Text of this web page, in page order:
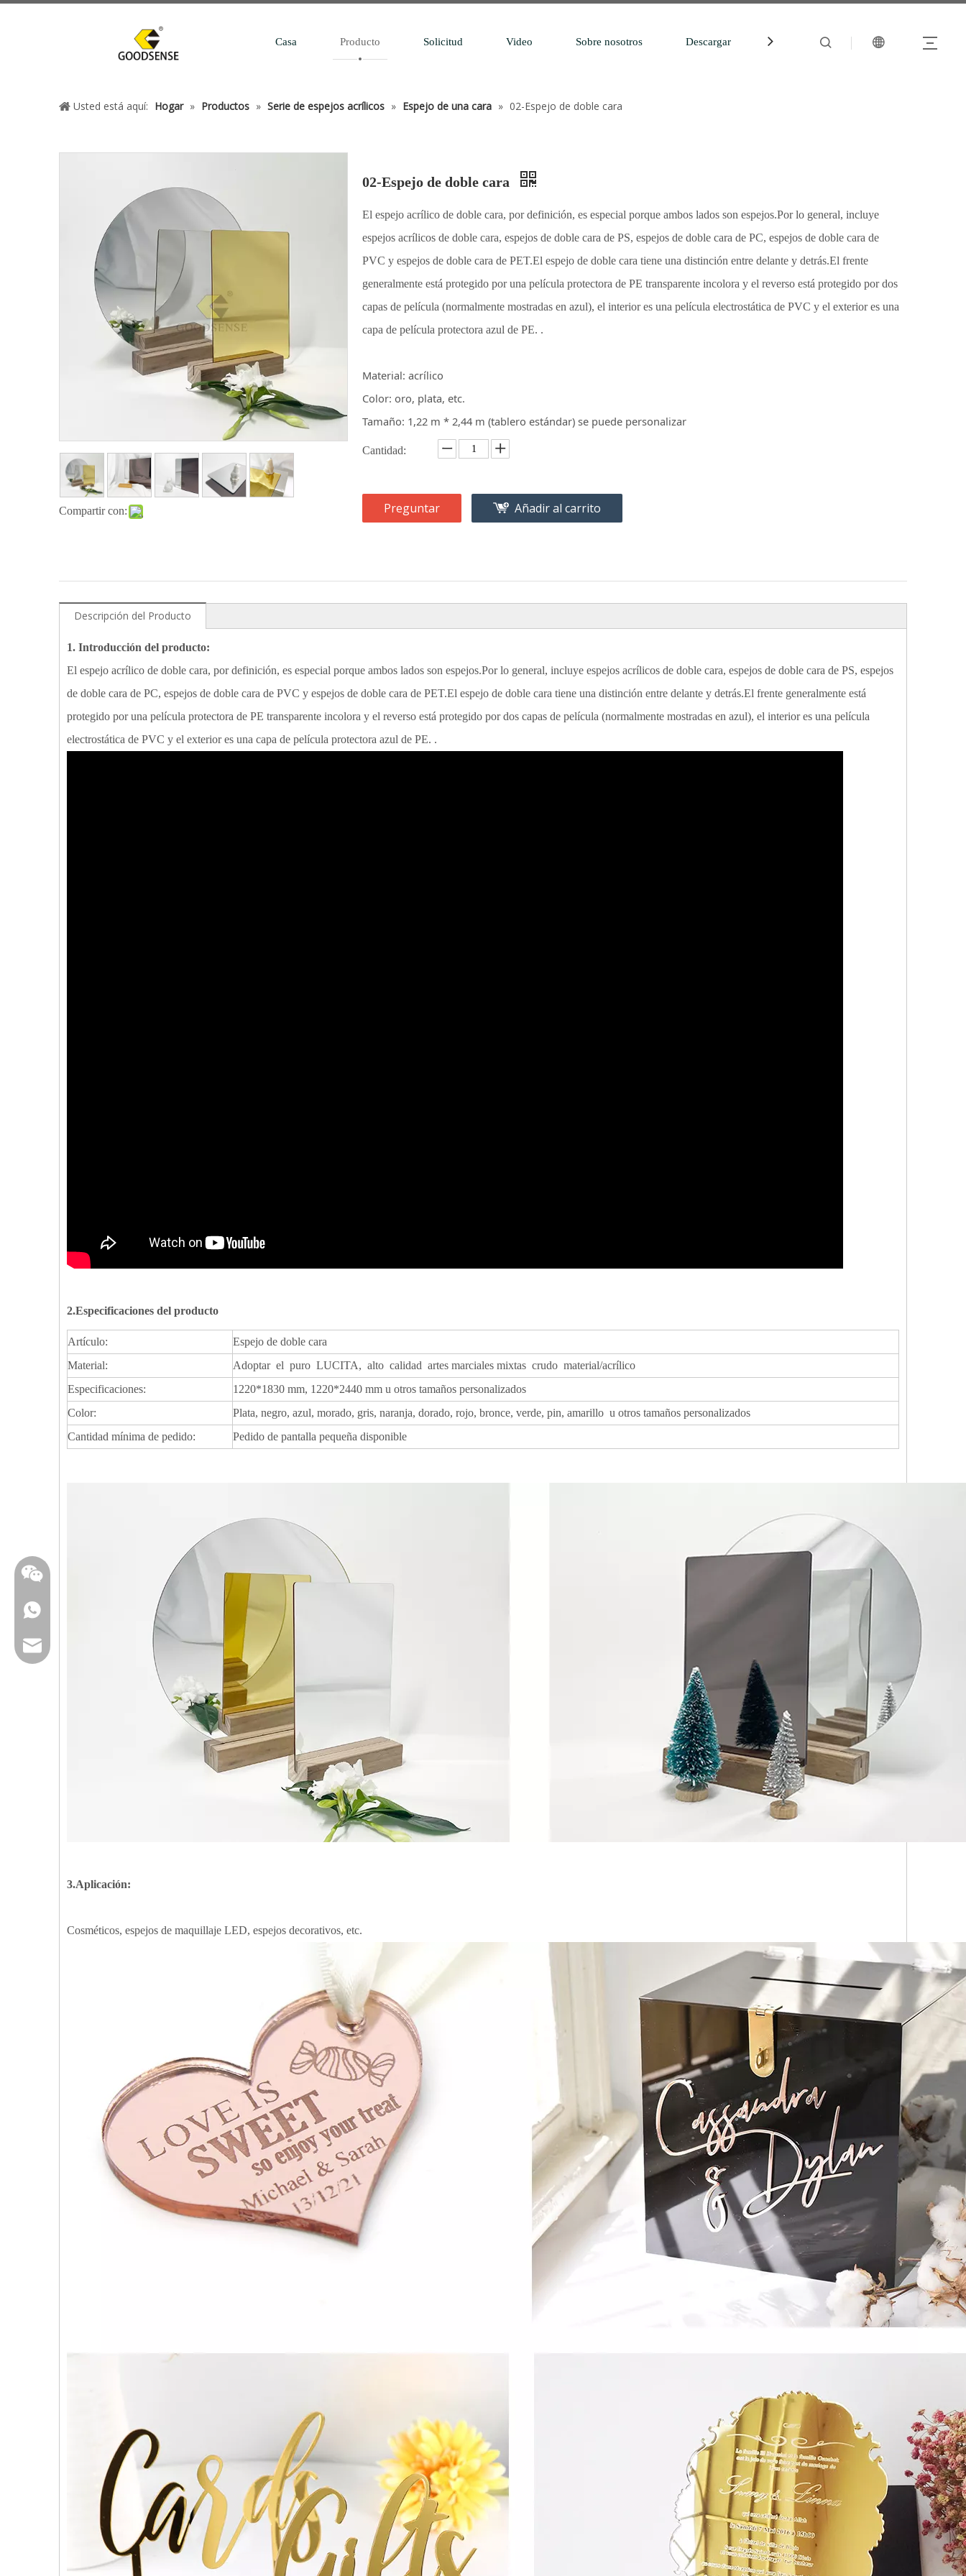
Casa Producto Solicitud Video Sobre nosotros Descargar
Usted está aquí: Hogar » Productos » Serie de espejos acrílicos » Espejo de una cara » 02-Espejo de doble cara
Compartir con:
02-Espejo de doble cara
El espejo acrílico de doble cara, por definición, es especial porque ambos lados son espejos.Por lo general, incluye
espejos acrílicos de doble cara, espejos de doble cara de PS, espejos de doble cara de PC, espejos de doble cara de
PVC y espejos de doble cara de PET.El espejo de doble cara tiene una distinción entre delante y detrás.El frente
generalmente está protegido por una película protectora de PE transparente incolora y el reverso está protegido por dos
capas de película (normalmente mostradas en azul), el interior es una película electrostática de PVC y el exterior es una
capa de película protectora azul de PE. .
Material: acrílico
Color: oro, plata, etc.
Tamaño: 1,22 m * 2,44 m (tablero estándar) se puede personalizar
Cantidad:
Preguntar Añadir al carrito
Descripción del Producto
1. Introducción del producto:
El espejo acrílico de doble cara, por definición, es especial porque ambos lados son espejos.Por lo general, incluye espejos acrílicos de doble cara, espejos de doble cara de PS, espejos
de doble cara de PC, espejos de doble cara de PVC y espejos de doble cara de PET.El espejo de doble cara tiene una distinción entre delante y detrás.El frente generalmente está
protegido por una película protectora de PE transparente incolora y el reverso está protegido por dos capas de película (normalmente mostradas en azul), el interior es una película
electrostática de PVC y el exterior es una capa de película protectora azul de PE. .
2.Especificaciones del producto
Artículo:
Espejo de doble cara
Material:
Adoptar el puro LUCITA, alto calidad artes marciales mixtas crudo material/acrílico
Especificaciones:
1220*1830 mm, 1220*2440 mm u otros tamaños personalizados
Color:
Plata, negro, azul, morado, gris, naranja, dorado, rojo, bronce, verde, pin, amarillo u otros tamaños personalizados
Cantidad mínima de pedido:
Pedido de pantalla pequeña disponible
3.Aplicación:
Cosméticos, espejos de maquillaje LED, espejos decorativos, etc.